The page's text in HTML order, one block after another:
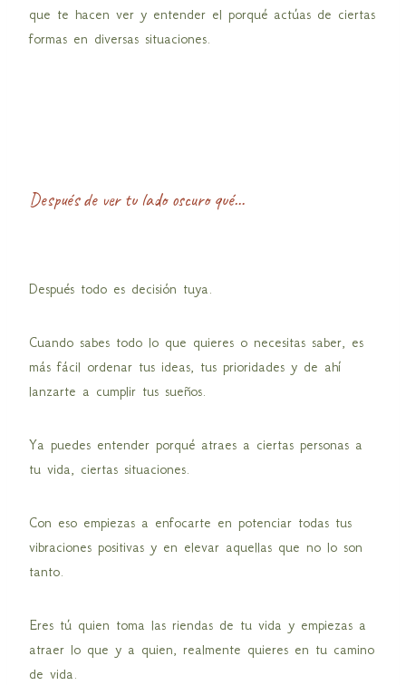
que te hacen ver y entender el porqué actúas de ciertas
formas en diversas situaciones.
Después de ver tu lado oscuro qué…
Después todo es decisión tuya.
Cuando sabes todo lo que quieres o necesitas saber, es
más fácil ordenar tus ideas, tus prioridades y de ahí
lanzarte a cumplir tus sueños.
Ya puedes entender porqué atraes a ciertas personas a
tu vida, ciertas situaciones.
Con eso empiezas a enfocarte en potenciar todas tus
vibraciones positivas y en elevar aquellas que no lo son
tanto.
Eres tú quien toma las riendas de tu vida y empiezas a
atraer lo que y a quien, realmente quieres en tu camino
de vida.